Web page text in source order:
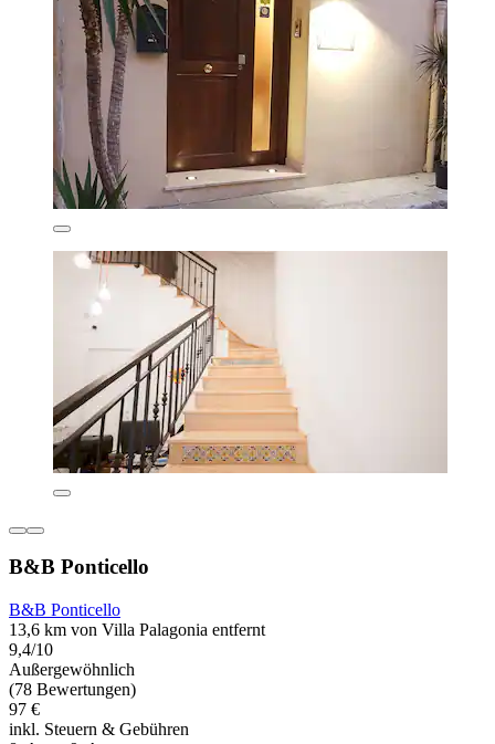
B&B Ponticello
B&B Ponticello
13,6 km von Villa Palagonia entfernt
9,4/10
Außergewöhnlich
(78 Bewertungen)
97 €
inkl. Steuern & Gebühren